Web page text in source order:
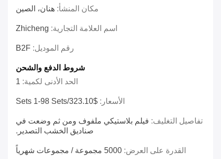
مكان المنشأ: هنان، الصين
اسم العلامة التجارية: Zhicheng
رقم الموديل: B2F
شروط الدفع والشحن
الحد الأدنى لكمية: 1
الأسعار: $323.10/sets 1-98 Sets
تفاصيل التغليف: فيلم بلاستيكي ملفوف ومن ثم وضعت في
صناديق الخشب التصدير.
القدرة على العرض: 5000 مجموعة / مجموعات شهرياً